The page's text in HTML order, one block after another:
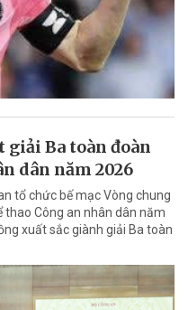
giải Ba toàn đoàn
dân năm 2026
tổ chức bế mạc Vòng chung
thao Công an nhân dân năm
xuất sắc giành giải Ba toàn